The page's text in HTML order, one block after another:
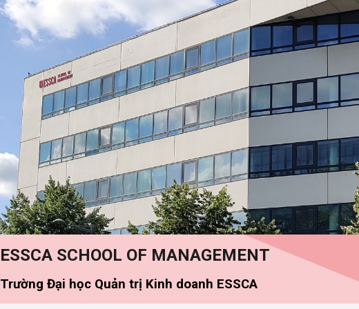
Skip to main content Skip to
ESSCA SCHOOL OF MANAGEMENT
Trường Đại học Quản trị Kinh doanh ESSCA